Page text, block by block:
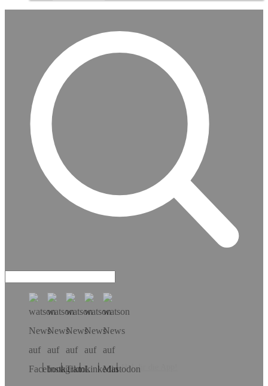
Hol dir die App!